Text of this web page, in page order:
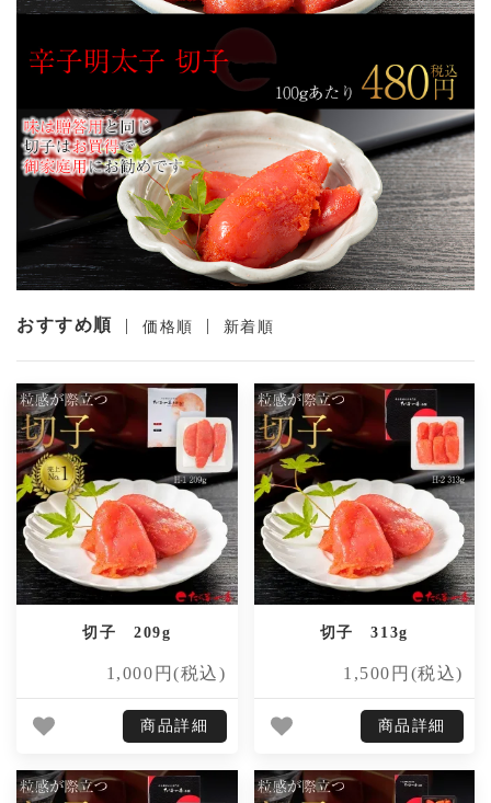
おすすめ順 | 価格順 | 新着順
切子 209g
1,000円(税込)
商品詳細
切子 313g
1,500円(税込)
商品詳細